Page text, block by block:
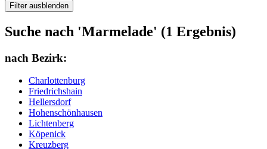
Filter ausblenden
Suche nach 'Marmelade' (1 Ergebnis)
nach Bezirk:
Charlottenburg
Friedrichshain
Hellersdorf
Hohenschönhausen
Lichtenberg
Köpenick
Kreuzberg